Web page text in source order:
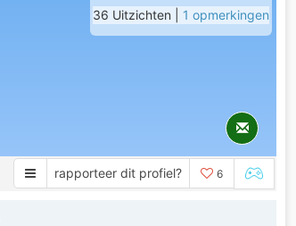
36 Uitzichten | 1 opmerkingen
rapporteer dit profiel? 6